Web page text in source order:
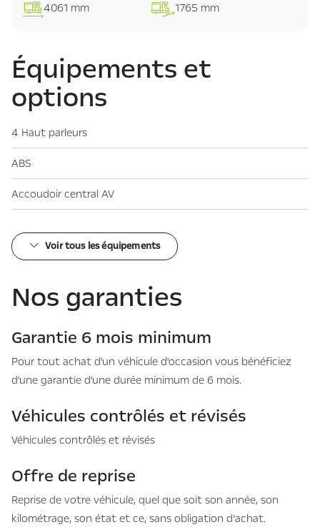
4061 mm
1765 mm
Équipements et
options
4 Haut parleurs
ABS
Accoudoir central AV
Voir tous les équipements
Nos garanties
Garantie 6 mois minimum
Pour tout achat d'un véhicule d'occasion vous bénéficiez
d'une garantie d'une durée minimum de 6 mois.
Véhicules contrôlés et révisés
Véhicules contrôlés et révisés
Offre de reprise
Reprise de votre véhicule, quel que soit son année, son
kilométrage, son état et ce, sans obligation d’achat.